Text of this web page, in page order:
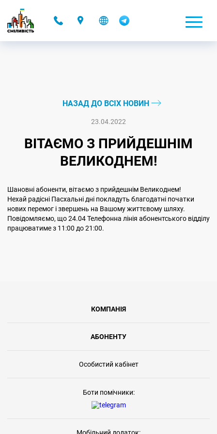
НАЗАД ДО ВСІХ НОВИН
23.04.2022
ВІТАЄМО З ПРИЙДЕШНІМ
ВЕЛИКОДНЕМ!
Шановні абоненти, вітаємо з прийдешнім Великоднем!
Нехай радісні Пасхальні дні покладуть благодатні початки
нових перемог і звершень на Вашому життєвому шляху.
Повідомляємо, що 24.04 Телефонна лінія абонентського відділу
працюватиме з 11:00 до 21:00.
КОМПАНІЯ
АБОНЕНТУ
Особистий кабінет
Боти помічники: